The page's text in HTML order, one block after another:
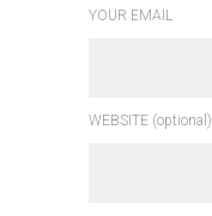
YOUR EMAIL
WEBSITE (optional)